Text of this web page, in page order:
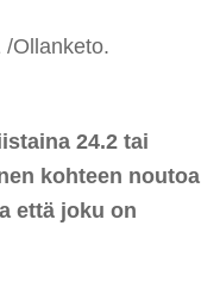
/Ollanketo.
24.2 tai
kohteen noutoa
että joku on